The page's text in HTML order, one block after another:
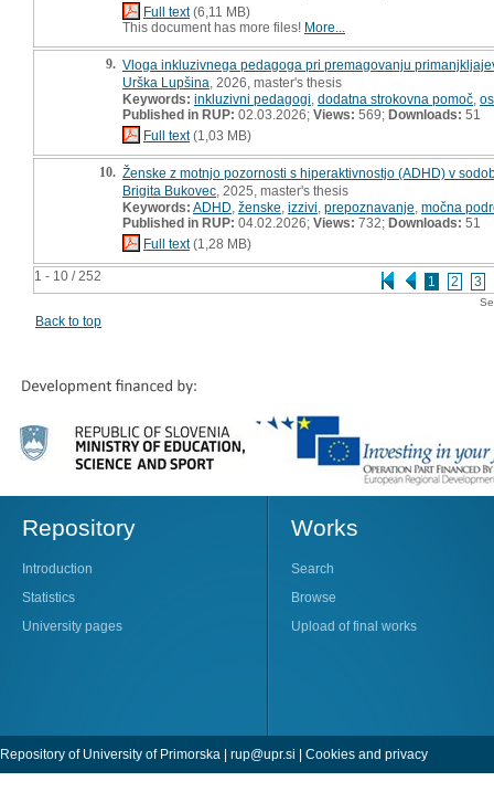
1 - 10 / 252 1 2 3
Full text(6,11 MB)
This document has more files! More...
9. Vloga inkluzivnega pedagoga pri premagovanju
Urška Lupšina , 2026, master's thesis
Keywords: inkluzivni pedagogi dodatna strokovna pomoč
Published in RUP: 02.03.2026; Views: 569; Downloads: 51
Full text(1,03 MB)
10. Ženske z motnjo pozornosti s hiperaktivnostjo (ADHD) v
Brigita Bukovec , 2025, master's thesis
Keywords: ADHD ženske izzivi prepoznavanje močna
Published in RUP: 04.02.2026; Views: 732; Downloads: 51
Full text(1,28 MB)
Back to top
Repository
Introduction
Statistics
University pages
Works
Search
Browse
Upload of final works
Repository of University of Primorska | rup@upr.si | Cookies and privacy